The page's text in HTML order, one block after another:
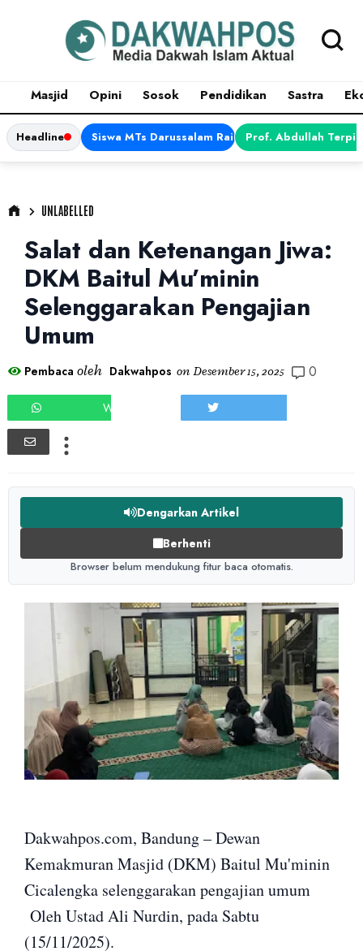
Masjid Opini Sosok Pendidikan Sastra
Headline Siswa MTs Darussalam Raih Juara 1 dalam
Prof. Abdullah
UNLABELLED
Salat dan Ketenangan Jiwa:
DKM Baitul Mu’minin
Selenggarakan Pengajian
Umum
Pembaca oleh Dakwahpos on Desember 15, 2025 0
WHATSAPP
Dengarkan Artikel
Berhenti
Browser belum mendukung fitur baca otomatis.
Dakwahpos.com, Bandung – Dewan
Kemakmuran Masjid (DKM) Baitul Mu'minin
Cicalengka selenggarakan pengajian umum
Oleh Ustad Ali Nurdin, pada Sabtu
(15/11/2025).